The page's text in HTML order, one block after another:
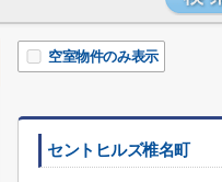
空室物件のみ表示
セントヒルズ椎名町